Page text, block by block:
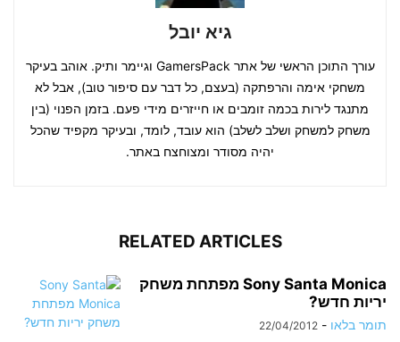
גיא יובל
עורך התוכן הראשי של אתר GamersPack וגיימר ותיק. אוהב בעיקר
משחקי אימה והרפתקה (בעצם, כל דבר עם סיפור טוב), אבל לא
מתנגד לירות בכמה זומבים או חייזרים מידי פעם. בזמן הפנוי (בין
משחק למשחק ושלב לשלב) הוא עובד, לומד, ובעיקר מקפיד שהכל
יהיה מסודר ומצוחצח באתר.
RELATED ARTICLES
Sony Santa Monica מפתחת משחק
יריות חדש?
תומר בלאו -
22/04/2012